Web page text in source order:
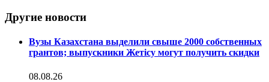
Другие новости
Вузы Казахстана выделили свыше 2000 собственных
грантов; выпускники Жетісу могут получить скидки
08.08.26